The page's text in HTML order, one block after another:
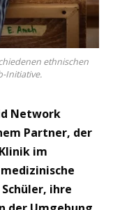
ethnischen
Initiative.
Network
Partner, der
im
ihre